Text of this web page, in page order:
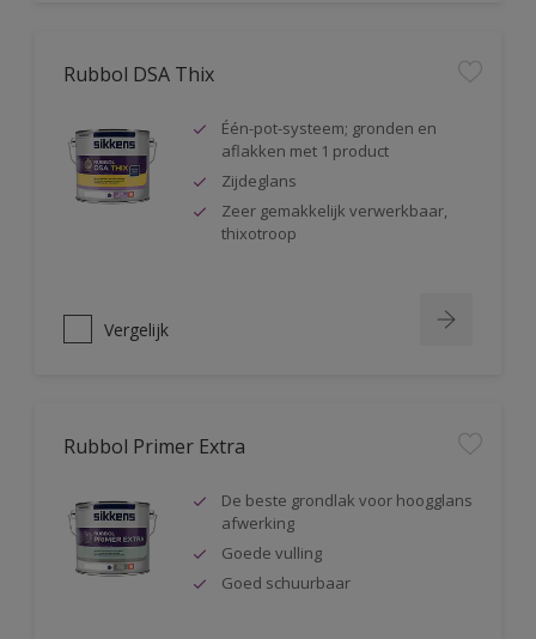
Rubbol DSA Thix
Één-pot-systeem; gronden en
aflakken met 1 product
Zijdeglans
Zeer gemakkelijk verwerkbaar,
thixotroop
Vergelijk
Rubbol Primer Extra
De beste grondlak voor hoogglans
afwerking
Goede vulling
Goed schuurbaar